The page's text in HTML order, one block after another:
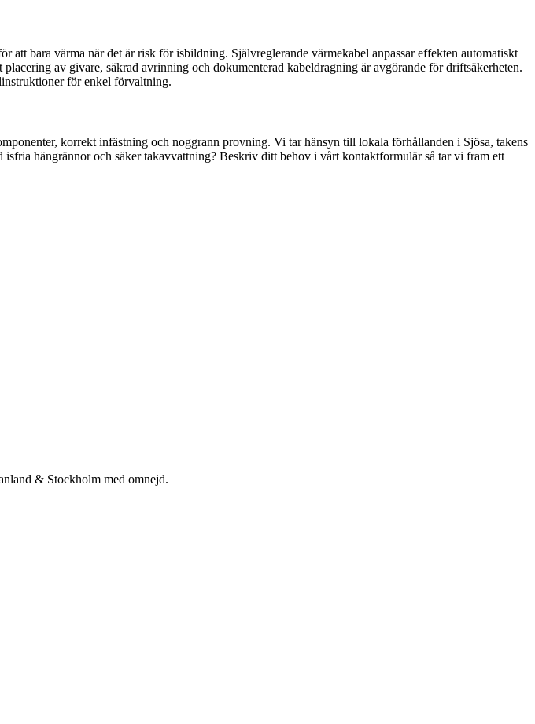
bara värma när det är risk för isbildning. Självreglerande värmekabel anpassar effekten automatiskt
av givare, säkrad avrinning och dokumenterad kabeldragning är avgörande för driftsäkerheten.
för enkel förvaltning.
korrekt infästning och noggrann provning. Vi tar hänsyn till lokala förhållanden i Sjösa, takens
hängrännor och säker takavvattning? Beskriv ditt behov i vårt kontaktformulär så tar vi fram ett
& Stockholm med omnejd.